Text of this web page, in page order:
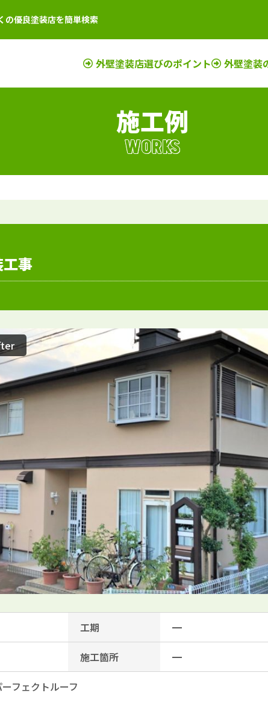
の優良塗装店を簡単検索
外壁塗装店選びのポイント 外壁塗装
塗装店
塗装店
山梨県
施工例
塗装店
長野県
施工例
塗装店
滋賀県
京都府
大阪府
施工例
塗装店
三重県
施工例
塗装店
施工例
WORKS
事
工期 ━
施工箇所 ━
フェクトルーフ